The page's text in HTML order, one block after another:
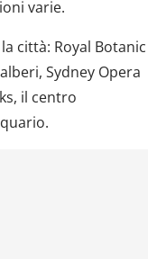
varie.
città: Royal Botanic
Sydney Opera
il centro